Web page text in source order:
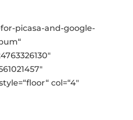
picasa-and-google-
col=“4″